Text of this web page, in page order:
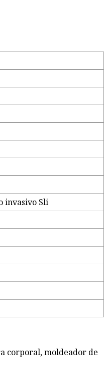
invasivo Sli
corporal, moldeador de